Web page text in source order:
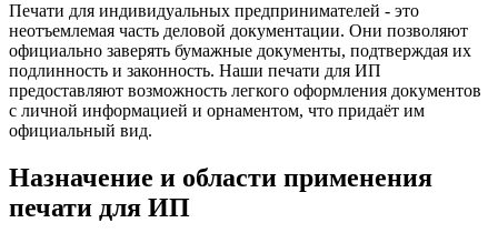
Печати для индивидуальных предпринимателей - это
неотъемлемая часть деловой документации. Они позволяют
официально заверять бумажные документы, подтверждая их
подлинность и законность. Наши печати для ИП
предоставляют возможность легкого оформления документов
с личной информацией и орнаментом, что придаёт им
официальный вид.
Назначение и области применения
печати для ИП